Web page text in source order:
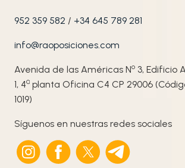
952 359 582 / +34 645 789 281
info@raoposiciones.com
Avenida de las Américas No 3, Edificio
1, 4ª planta Oficina C4 CP 29006
1019)
Síguenos en nuestras redes sociales